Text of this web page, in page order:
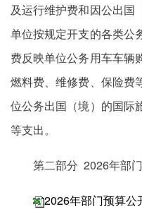
及运行维护费和因公出国
单位按规定开支的各类公
费反映单位公务用车车辆
燃料费、维修费、保险费
位公务出国（境）的国际
等支出。
第二部分 2026年部
2026年部门预算公